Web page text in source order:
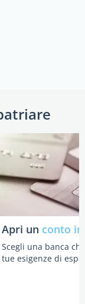
Apri un conto
Scegli una banca
tue esigenze di